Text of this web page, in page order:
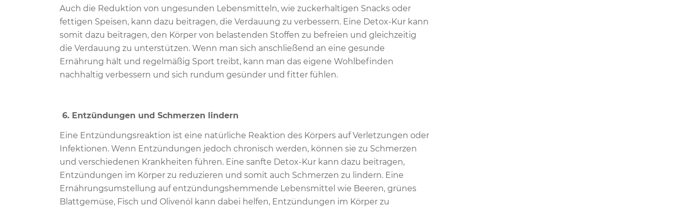
Auch die Reduktion von ungesunden Lebensmitteln, wie zuckerhaltigen Snacks oder
fettigen Speisen, kann dazu beitragen, die Verdauung zu verbessern. Eine Detox-Kur kann
somit dazu beitragen, den Körper von belastenden Stoffen zu befreien und gleichzeitig
die Verdauung zu unterstützen. Wenn man sich anschließend an eine gesunde
Ernährung hält und regelmäßig Sport treibt, kann man das eigene Wohlbefinden
nachhaltig verbessern und sich rundum gesünder und fitter fühlen.
6. Entzündungen und Schmerzen lindern
Eine Entzündungsreaktion ist eine natürliche Reaktion des Körpers auf Verletzungen oder
Infektionen. Wenn Entzündungen jedoch chronisch werden, können sie zu Schmerzen
und verschiedenen Krankheiten führen. Eine sanfte Detox-Kur kann dazu beitragen,
Entzündungen im Körper zu reduzieren und somit auch Schmerzen zu lindern. Eine
Ernährungsumstellung auf entzündungshemmende Lebensmittel wie Beeren, grünes
Blattgemüse, Fisch und Olivenöl kann dabei helfen, Entzündungen im Körper zu